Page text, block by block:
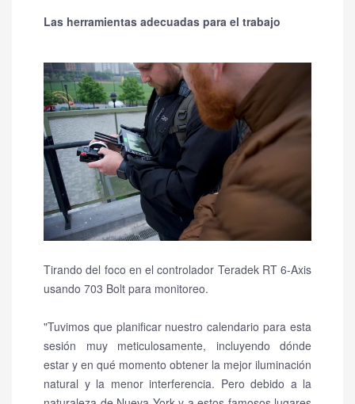
Las herramientas adecuadas para el trabajo
Tirando del foco en el controlador Teradek RT 6-Axis
usando 703 Bolt para monitoreo.
"Tuvimos que planificar nuestro calendario para esta
sesión muy meticulosamente, incluyendo dónde
estar y en qué momento obtener la mejor iluminación
natural y la menor interferencia. Pero debido a la